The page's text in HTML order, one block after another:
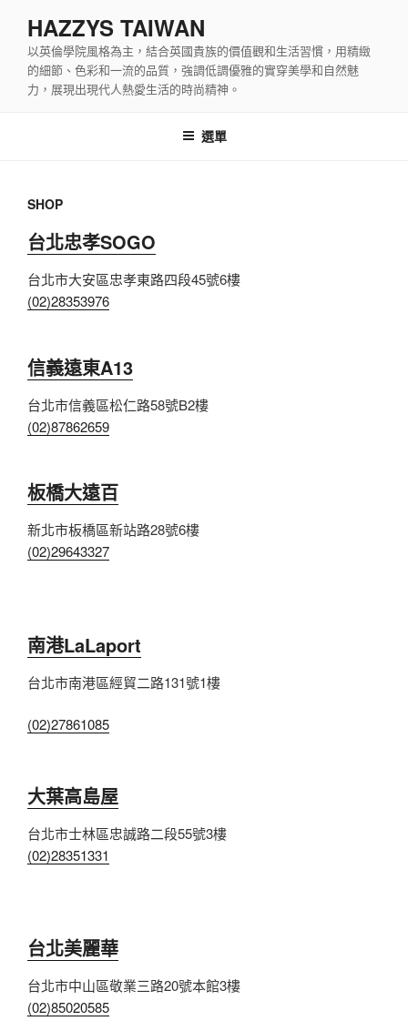
HAZZYS TAIWAN
以英倫學院風格為主，結合英國貴族的價值觀和生活習慣，用精緻
的細節、色彩和一流的品質，強調低調優雅的實穿美學和自然魅
力，展現出現代人熱愛生活的時尚精神。
選單
SHOP
台北忠孝SOGO
台北市大安區忠孝東路四段45號6樓
(02)28353976
信義遠東A13
台北市信義區松仁路58號B2樓
(02)87862659
板橋大遠百
新北市板橋區新站路28號6樓
(02)29643327
南港LaLaport
台北市南港區經貿二路131號1樓
(02)27861085
大葉高島屋
台北市士林區忠誠路二段55號3樓
(02)28351331
台北美麗華
台北市中山區敬業三路20號本館3樓
(02)85020585